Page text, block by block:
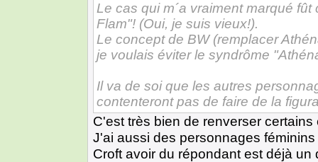
Le cas qui m´a vraiment marqué
Flam"! (Oui, je suis vieux!).
Le concept de BW (remplacer
je voulais éviter le syndrôme
Il va de soi que les autres
contenteront pas de faire de la
C'est très bien de renverser
J'ai aussi des personnages
Croft avoir du répondant est déjà un